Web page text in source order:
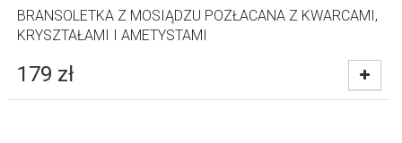
BRANSOLETKA Z MOSIĄDZU POZŁACANA Z KWARCAMI,
KRYSZTAŁAMI I AMETYSTAMI
179 zł